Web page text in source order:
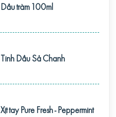
Dầu tràm 100ml
Tinh Dầu Sả Chanh
Xịt tay Pure Fresh - Peppermint